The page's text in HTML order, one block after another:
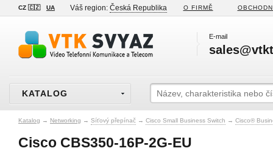
CZ 🇨🇿 UA Váš region: Česká Republika O FIRMĚ
E-mail
KATALOG
Katalog → Networking → Síťový přepínač → Cisco Small Business Switch → Cisco®
Cisco CBS350-16P-2G-EU